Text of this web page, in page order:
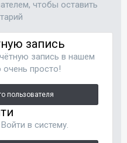
чтобы оставить
запись
запись в нашем
просто!
пользователя
в систему.